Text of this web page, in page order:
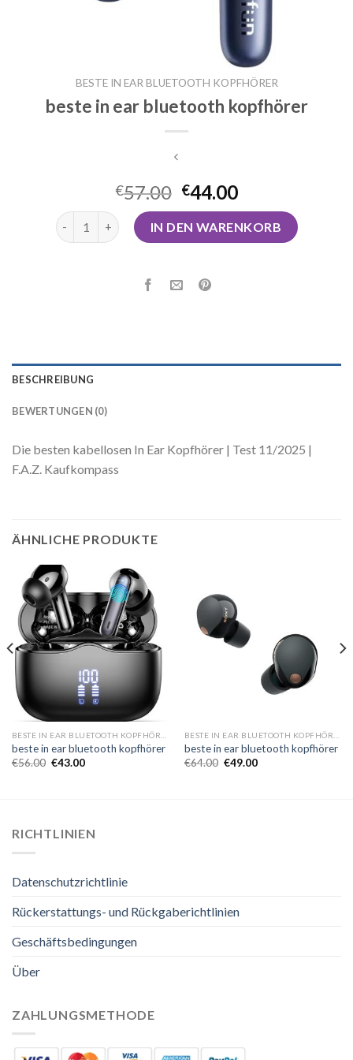
BESTE IN EAR BLUETOOTH KOPFHÖRER
beste in ear bluetooth kopfhörer
€57.00 €44.00
beste in ear bluetooth kopfhörer Menge
IN DEN WARENKORB
BESCHREIBUNG
BEWERTUNGEN (0)
Die besten kabellosen In Ear Kopfhörer | Test 11/2025 |
F.A.Z. Kaufkompass
ÄHNLICHE PRODUKTE
beste in ear bluetooth kopfhörer
€56.00 €43.00
beste in ear bluetooth kopfhörer
€64.00 €49.00
RICHTLINIEN
Datenschutzrichtlinie
Rückerstattungs- und Rückgaberichtlinien
Geschäftsbedingungen
Über
ZAHLUNGSMETHODE